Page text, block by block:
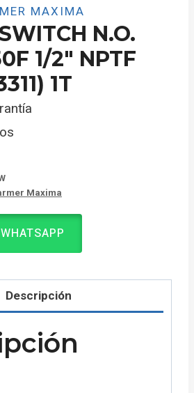
MAXIMA
N.O.
1/2″ NPTF
1T
Maxima
Descripción